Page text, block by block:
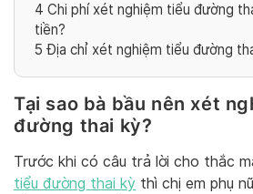
4 Chi phí xét nghiệm tiểu đường
tiền?
5 Địa chỉ xét nghiệm tiểu đường
Tại sao bà bầu nên xét
đường thai kỳ?
Trước khi có câu trả lời cho thắc
tiểu đường thai kỳ thì chị em phụ